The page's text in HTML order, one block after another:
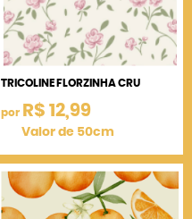
TRICOLINE FLORZINHA CRU
por R$ 12,99
Valor de 50cm